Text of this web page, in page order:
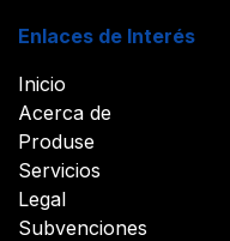
Enlaces de Interés
Inicio
Acerca de
Produse
Servicios
Legal
Subvenciones